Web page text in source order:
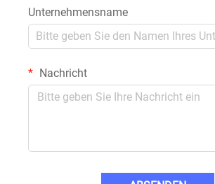
Unternehmensname
Nachricht